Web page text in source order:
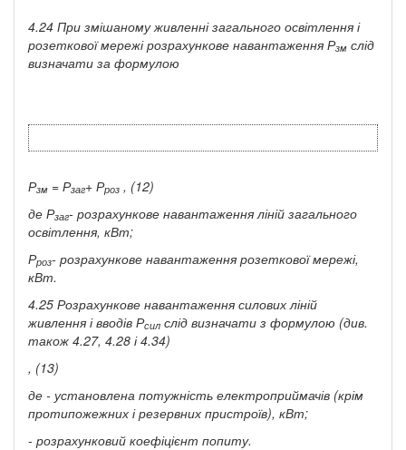
4.24 При змішаному живленні загального освітлення і
розеткової мережі розрахункове навантаження Рзм слід
визначати за формулою
Рзм = Рзаг+ Рроз , (12)
де Рзаг- розрахункове навантаження ліній загального
освітлення, кВт;
Рроз- розрахункове навантаження розеткової мережі,
кВт.
4.25 Розрахункове навантаження силових ліній
живлення і вводів Рсил слід визначати з формулою (див.
також 4.27, 4.28 і 4.34)
, (13)
де - установлена потужність електроприймачів (крім
протипожежних і резервних пристроїв), кВт;
- розрахунковий коефіцієнт попиту.